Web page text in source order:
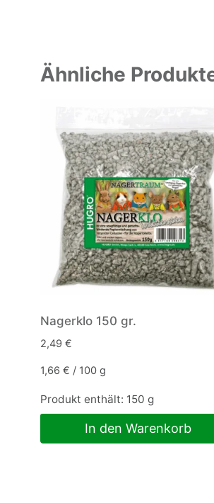
Ähnliche
Nagerklo 150 gr.
2,49 €
1,66 € / 100 g
Produkt enthält: 150 g
In den Warenkorb